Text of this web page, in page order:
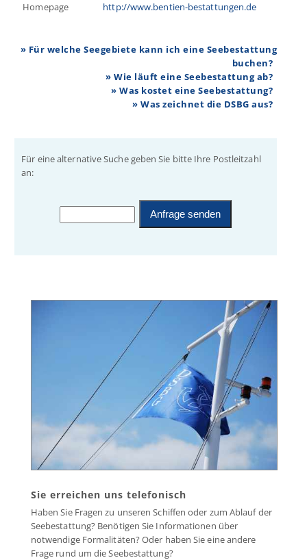
Homepage http://www.bentien-bestattungen.de
» Für welche Seegebiete kann ich eine Seebestattung
buchen?
» Wie läuft eine Seebestattung ab?
» Was kostet eine Seebestattung?
» Was zeichnet die DSBG aus?
Für eine alternative Suche geben Sie bitte Ihre Postleitzahl
an:
Sie erreichen uns telefonisch
Haben Sie Fragen zu unseren Schiffen oder zum Ablauf der
Seebestattung? Benötigen Sie Informationen über
notwendige Formalitäten? Oder haben Sie eine andere
Frage rund um die Seebestattung?